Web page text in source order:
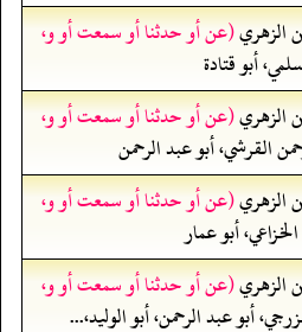
الزهري(عن أو حدثنا أو سمعت أو و،
أبو قتادة
الزهري(عن أو حدثنا أو سمعت أو و،
القرشي، أبو عبد الرحمن
الزهري(عن أو حدثنا أو سمعت أو و،
أبو عمار
الزهري(عن أو حدثنا أو سمعت أو و،
أبو عبد الرحمن، أبو الوليد،...